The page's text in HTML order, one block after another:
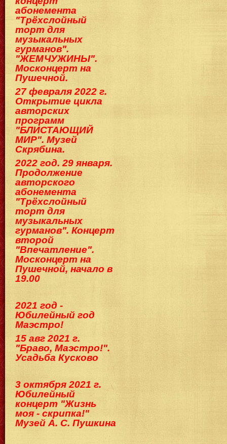
абонемента
"Трёхслойный
торт для
музыкальных
гурманов".
"ЖЕМЧУЖИНЫ".
Москонцерт на
Пушечной.
27 февраля 2022 г.
Открытие цикла
авторских
программ
"БЛИСТАЮЩИЙ
МИР". Музей
Скрябина.
2022 год. 29 января.
Продолжение
авторского
абонемента
"Трёхслойный
торт для
музыкальных
гурманов". Концерт
второй
"Впечатление".
Москонцерт на
Пушечной, начало в
19.00
2021 год -
Юбилейный год
Маэстро!
15 авг 2021 г.
"Браво, Маэстро!".
Усадьба Кусково
3 октября 2021 г.
Юбилейный
концерт "Жизнь
моя - скрипка!"
Музей А. С. Пушкина